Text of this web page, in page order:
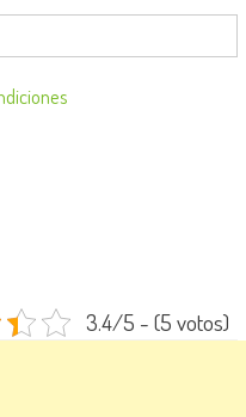
3.4/5 - (5 votos)